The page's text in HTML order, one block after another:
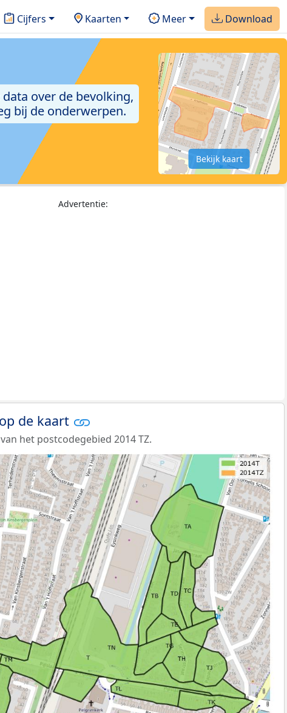
Cijfers Kaarten Meer Download
over de bevolking,
bij de onderwerpen.
Bekijk kaart
Advertentie:
de kaart
het postcodegebied 2014 TZ.